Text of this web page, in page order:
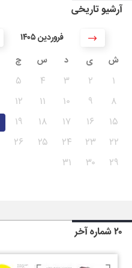
آرشیو تاریخی
۱۴۰۵ فروردین
ش
ی د س چ
۱ ۲ ۳ ۴ ۵
۸
۹ ۱۰ ۱۱ ۱۲
۱۵
۱۶ ۱۷ ۱۸ ۱۹
۲۲
۲۳ ۲۴ ۲۵ ۲۶
۲۹
۳۰ ۳۱
۲۰ شماره آخر